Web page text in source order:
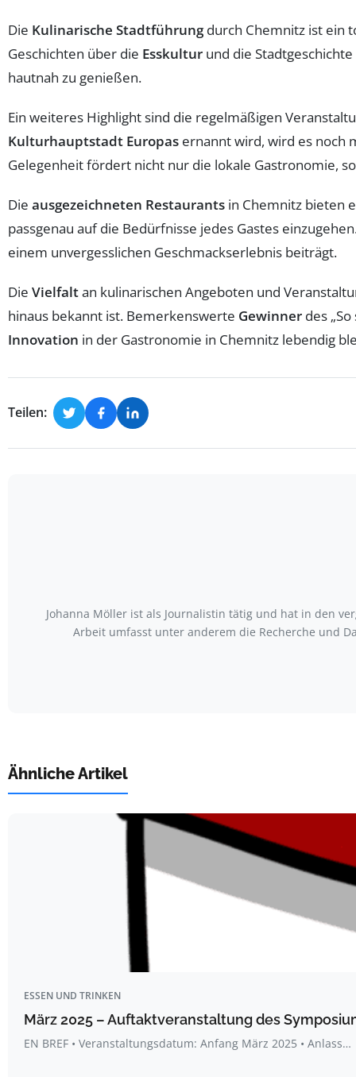
Die Kulinarische Stadtführungdurch Chemnitz ist ein
Geschichten über die Esskultur und die
hautnah zu genießen.
Ein weiteres Highlight sind die regelmäßigen
Kulturhauptstadt Europas ernannt wird, wird es noch
Gelegenheit fördert nicht nur die lokale Gastronomie,
Die ausgezeichneten Restaurants in Chemnitz bieten
passgenau auf die Bedürfnisse jedes Gastes
einem unvergesslichen Geschmackserlebnis beiträgt.
Die Vielfaltan kulinarischen Angeboten und
hinaus bekannt ist. Bemerkenswerte Gewinner des
Innovation in der Gastronomie in Chemnitz lebendig
Teilen:
Johanna Möller ist als Journalistin tätig und hat in den
Arbeit umfasst unter anderem die Recherche und
Ähnliche Artikel
ESSEN UND TRINKEN
März 2025 – Auftaktveranstaltung des
EN BREF • Veranstaltungsdatum: Anfang März 2025 • Anlass…